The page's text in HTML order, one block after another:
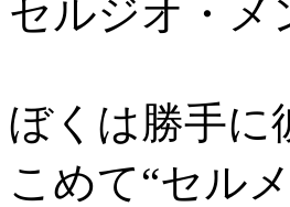
セルジオ・メ
ぼくは勝手に
こめて“セル